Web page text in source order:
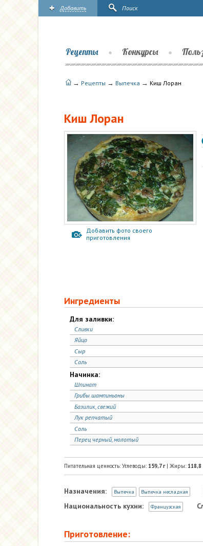
Добавить Поиск
Рецепты Конкурсы
→ Рецепты → Выпечка → Киш Лоран
Киш Лоран
Добавить фото своего
приготовления
Ингредиенты
Для заливки:
Сливки
Яйцо
Сыр
Соль
Начинка:
Шпинат
Грибы шампиньоны
Базилик, свежий
Лук репчатый
Соль
Перец черный, молотый
Питательная ценность: Углеводы: 159,7г| Жиры: 118,8
Назначения: Выпечка Выпечка несладкая
Национальность кухни: Французская
Приготовление: